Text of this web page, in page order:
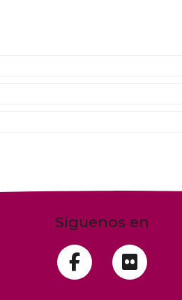
Síguenos en